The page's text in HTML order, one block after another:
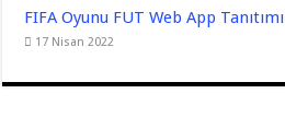
FIFA Oyunu FUT Web App Tanıtımı
17 Nisan 2022